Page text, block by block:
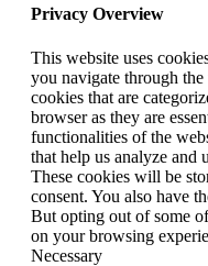
Privacy Overview
This website uses
you navigate through
cookies that are
browser as they are
functionalities of the
that help us analyze and
These cookies will be
consent. You also have
But opting out of some
on your browsing
Necessary